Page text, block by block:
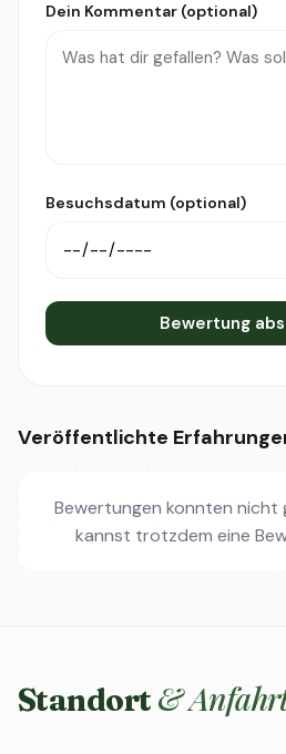
Dein Kommentar (optional)
Besuchsdatum (optional)
Bewertung
Veröffentlichte
Bewertungen konnten nicht
kannst trotzdem eine
Standort &